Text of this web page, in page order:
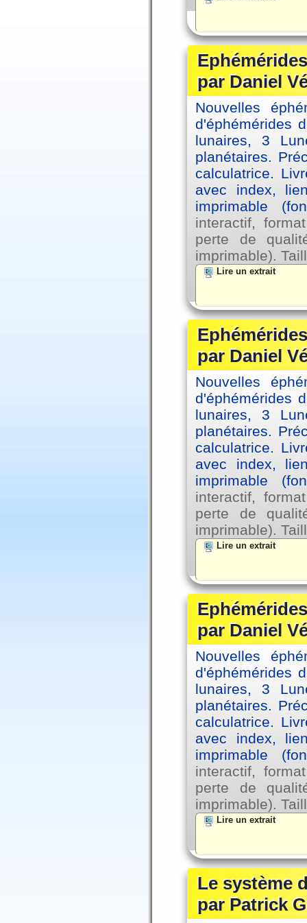
par Daniel
Nouvelles
d'éphémérides
lunaires, 3
planétaires.
calculatrice.
avec index,
imprimable
interactif,
perte de
imprimable).
Lire un extrait
par Daniel
Nouvelles
d'éphémérides
lunaires, 3
planétaires.
calculatrice.
avec index,
imprimable
interactif,
perte de
imprimable).
Lire un extrait
par Daniel
Nouvelles
d'éphémérides
lunaires, 3
planétaires.
calculatrice.
avec index,
imprimable
interactif,
perte de
imprimable).
Lire un extrait
Le système
par Patrick